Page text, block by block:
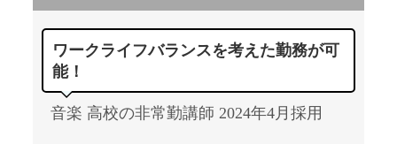
ワークライフバランスを考えた勤務が可
能！
音楽 高校の非常勤講師 2024年4月採用